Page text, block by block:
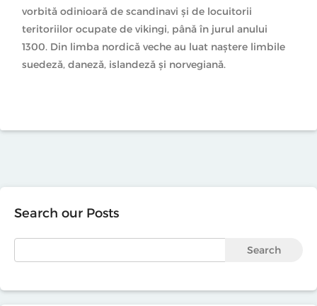
vorbită odinioară de scandinavi și de locuitorii
teritoriilor ocupate de vikingi, până în jurul anului
1300. Din limba nordică veche au luat naștere limbile
suedeză, daneză, islandeză și norvegiană.
Search our Posts
Search